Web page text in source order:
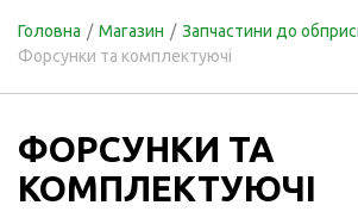
Головна / Магазин / Запчастини до
Форсунки та комплектуючі
ФОРСУНКИ ТА
КОМПЛЕКТУЮЧІ